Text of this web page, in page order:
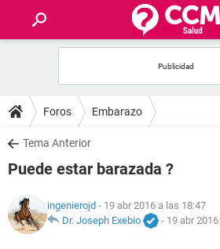
FOROS
SALUD
NUTRICIÓN
Foros Embarazo
Tema Anterior
Puede estar barazada ?
ingenierojd - 19 abr 2016 a las 18:47
Dr. Joseph Exebio
- 19 abr